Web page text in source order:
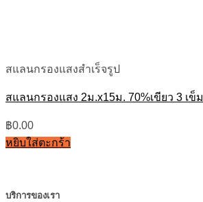
สแลนกรองแสงสำเร็จรูป
สแลนกรองแสง 2ม.x15ม. 70%เขียว 3 เข็ม
฿0.00
หยิบใส่ตะกร้า
บริการของเรา